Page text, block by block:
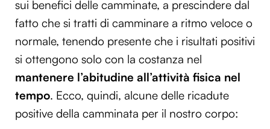
sui benefici delle camminate, a prescindere dal
fatto che si tratti di camminare a ritmo veloce o
normale, tenendo presente che i risultati positivi
si ottengono solo con la costanza nel
mantenere l’abitudine all’attività fisica nel
tempo. Ecco, quindi, alcune delle ricadute
positive della camminata per il nostro corpo: